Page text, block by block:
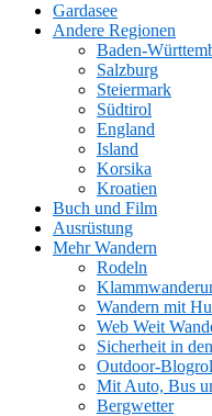
Gardasee
Andere Regionen
Baden-
Salzburg
Steiermark
Südtirol
England
Island
Korsika
Kroatien
Buch und Film
Ausrüstung
Mehr Wandern
Rodeln
Wandern mit
Web Weit
Sicherheit in
Outdoor-
Mit Auto, Bus
Bergwetter